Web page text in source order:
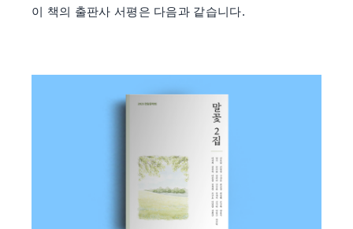
이 책의 출판사 서평은 다음과 같습니다.